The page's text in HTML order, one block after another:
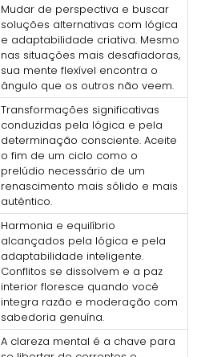
Mudar de perspectiva e buscar
soluções alternativas com lógica
e adaptabilidade criativa. Mesmo
nas situações mais desafiadoras,
sua mente flexível encontra o
ângulo que os outros não veem.
Transformações significativas
conduzidas pela lógica e pela
determinação consciente. Aceite
o fim de um ciclo como o
prelúdio necessário de um
renascimento mais sólido e mais
autêntico.
Harmonia e equilíbrio
alcançados pela lógica e pela
adaptabilidade inteligente.
Conflitos se dissolvem e a paz
interior floresce quando você
integra razão e moderação com
sabedoria genuína.
A clareza mental é a chave para